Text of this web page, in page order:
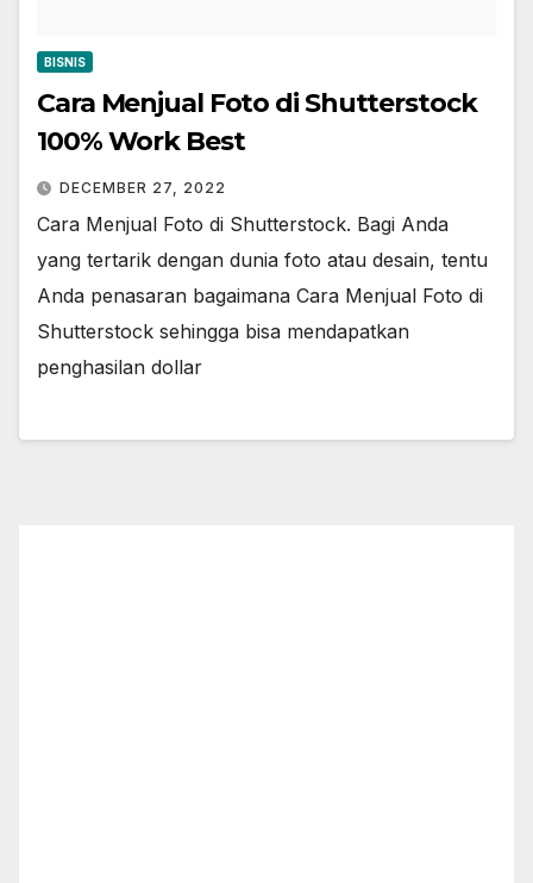
BISNIS
Cara Menjual Foto di Shutterstock
100% Work Best
DECEMBER 27, 2022
Cara Menjual Foto di Shutterstock. Bagi Anda
yang tertarik dengan dunia foto atau desain, tentu
Anda penasaran bagaimana Cara Menjual Foto di
Shutterstock sehingga bisa mendapatkan
penghasilan dollar